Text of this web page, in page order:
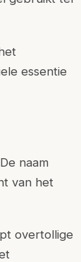
essentie
naam
van het
overtollige